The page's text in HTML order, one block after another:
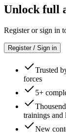
Unlock full
Register or sign in
Register / Sign in
Trusted
forces
5+
trainings and
New